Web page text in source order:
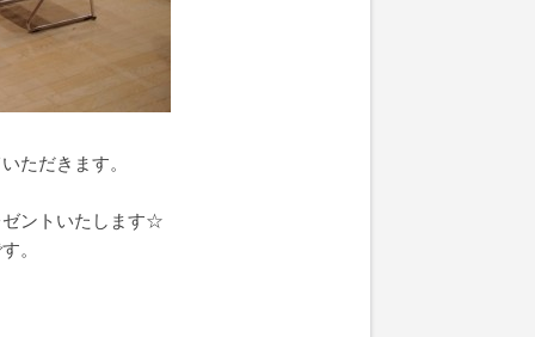
ただきます。
ゼントいたします☆
。